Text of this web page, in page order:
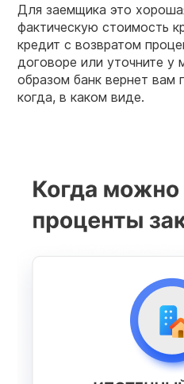
Для заемщика это
фактическую стоимость
кредит с возвратом
договоре или уточните у
образом банк вернет вам
когда, в каком виде.